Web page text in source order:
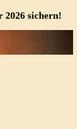
2026 sichern!